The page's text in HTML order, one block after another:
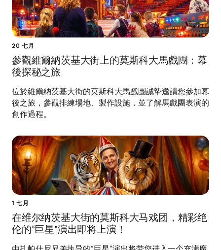
20 七月
參觀維爾納茨基大街上的莫斯科大馬戲團：幕
後探秘之旅
位於維爾納茨基大街的莫斯科大馬戲團誠摯邀請您參加幕
後之旅，參觀排練場地、製作設施，並了解馬戲團表演的
創作過程。
1 七月
在维尔纳茨基大街的莫斯科大马戏团，精彩绝
伦的“巨星”演出即将上演！